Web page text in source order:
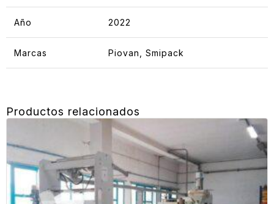
Año 2022
Marcas Piovan, Smipack
Productos relacionados